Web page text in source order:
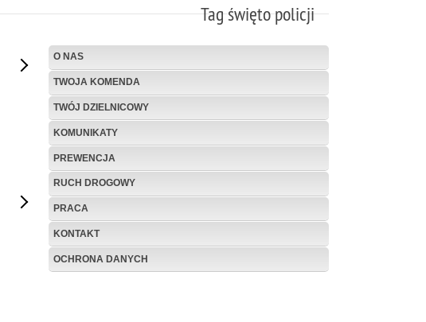
Tag święto policji
O NAS
TWOJA KOMENDA
TWÓJ DZIELNICOWY
KOMUNIKATY
PREWENCJA
RUCH DROGOWY
PRACA
KONTAKT
OCHRONA DANYCH